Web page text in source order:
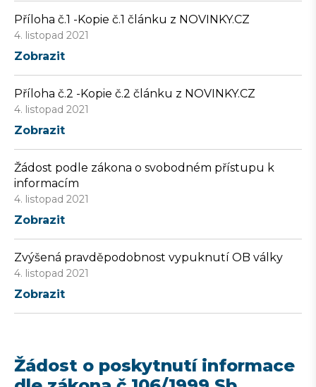
Příloha č.1 -Kopie č.1 článku z NOVINKY.CZ
4. listopad 2021
Zobrazit
Příloha č.2 -Kopie č.2 článku z NOVINKY.CZ
4. listopad 2021
Zobrazit
Žádost podle zákona o svobodném přístupu k
informacím
4. listopad 2021
Zobrazit
Zvýšená pravděpodobnost vypuknutí OB války
4. listopad 2021
Zobrazit
Žádost o poskytnutí informace